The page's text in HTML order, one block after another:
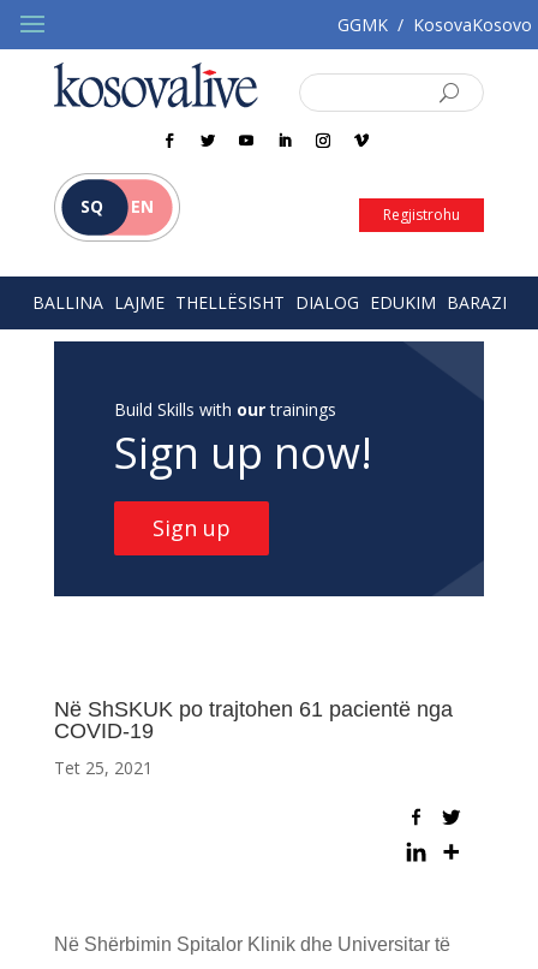
GGMK / KosovaKosovo
SQ EN Regjistrohu
BALLINA LAJME THELLËSISHT DIALOG EDUKIM BARAZI
Build Skills with ourtrainings
Sign up now!
Sign up
Në ShSKUK po trajtohen 61 pacientë nga
COVID-19
Tet 25, 2021
Në Shërbimin Spitalor Klinik dhe Universitar të